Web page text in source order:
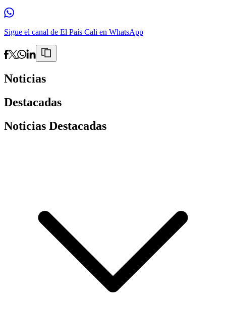
Sigue el canal de El País Cali en WhatsApp
Noticias
Destacadas
Noticias Destacadas